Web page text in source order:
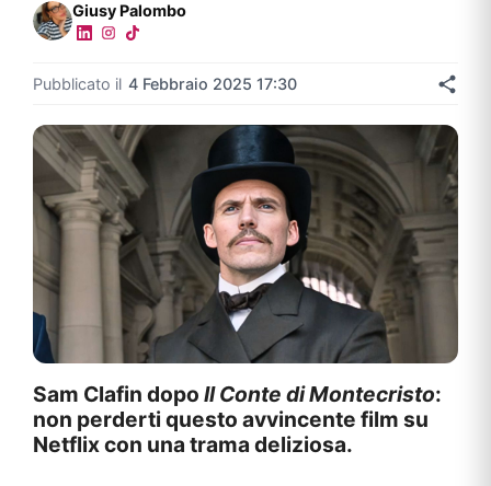
Giusy Palombo
Pubblicato il 4 Febbraio 2025 17:30
Sam Clafin dopo Il Conte di Montecristo:
non perderti questo avvincente film su
Netflix con una trama deliziosa.